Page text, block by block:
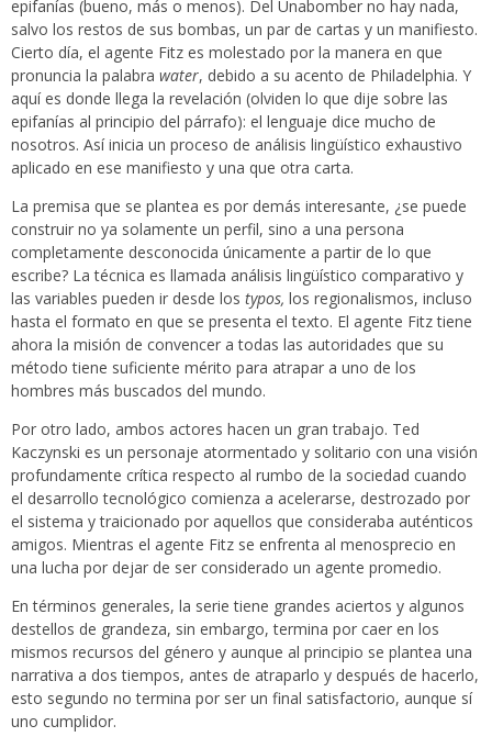
epifanías (bueno, más o menos). Del Unabomber no hay nada,
salvo los restos de sus bombas, un par de cartas y un manifiesto.
Cierto día, el agente Fitz es molestado por la manera en que
pronuncia la palabra water, debido a su acento de Philadelphia. Y
aquí es donde llega la revelación (olviden lo que dije sobre las
epifanías al principio del párrafo): el lenguaje dice mucho de
nosotros. Así inicia un proceso de análisis lingüístico exhaustivo
aplicado en ese manifiesto y una que otra carta.
La premisa que se plantea es por demás interesante, ¿se puede
construir no ya solamente un perfil, sino a una persona
completamente desconocida únicamente a partir de lo que
escribe? La técnica es llamada análisis lingüístico comparativo y
las variables pueden ir desde los typos, los regionalismos, incluso
hasta el formato en que se presenta el texto. El agente Fitz tiene
ahora la misión de convencer a todas las autoridades que su
método tiene suficiente mérito para atrapar a uno de los
hombres más buscados del mundo.
Por otro lado, ambos actores hacen un gran trabajo. Ted
Kaczynski es un personaje atormentado y solitario con una visión
profundamente crítica respecto al rumbo de la sociedad cuando
el desarrollo tecnológico comienza a acelerarse, destrozado por
el sistema y traicionado por aquellos que consideraba auténticos
amigos. Mientras el agente Fitz se enfrenta al menosprecio en
una lucha por dejar de ser considerado un agente promedio.
En términos generales, la serie tiene grandes aciertos y algunos
destellos de grandeza, sin embargo, termina por caer en los
mismos recursos del género y aunque al principio se plantea una
narrativa a dos tiempos, antes de atraparlo y después de hacerlo,
esto segundo no termina por ser un final satisfactorio, aunque sí
uno cumplidor.